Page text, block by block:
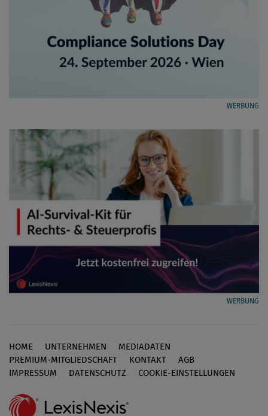
WERBUNG
WERBUNG
Footer
HOME UNTERNEHMEN
MEDIADATEN
PREMIUM-MITGLIEDSCHAFT
KONTAKT
AGB
IMPRESSUM
DATENSCHUTZ COOKIE-EINSTELLUNGEN